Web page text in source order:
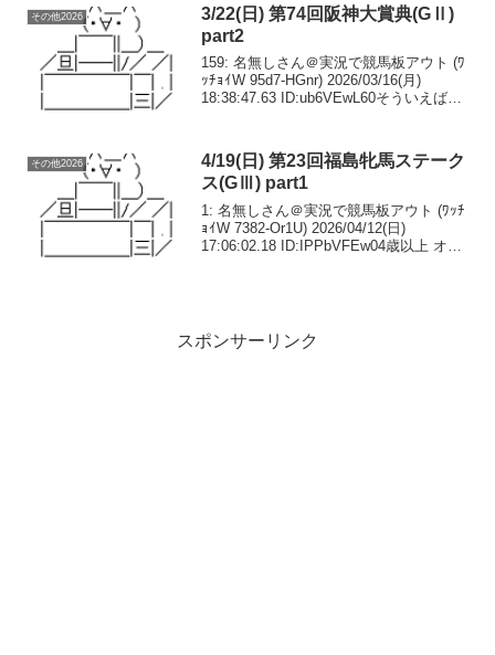
その他2026
3/22(日) 第74回阪神大賞典(GⅡ)
part2
159: 名無しさん＠実況で競馬板アウト (ﾜ
ｯﾁｮｲW 95d7-HGnr) 2026/03/16(月)
18:38:47.63 ID:ub6VEwL60そういえばエ
その他2026
4/19(日) 第23回福島牝馬ステーク
ス(GⅢ) part1
1: 名無しさん＠実況で競馬板アウト (ﾜｯﾁ
ｮｲW 7382-Or1U) 2026/04/12(日)
17:06:02.18 ID:IPPbVFEw04歳以上 オー
スポンサーリンク